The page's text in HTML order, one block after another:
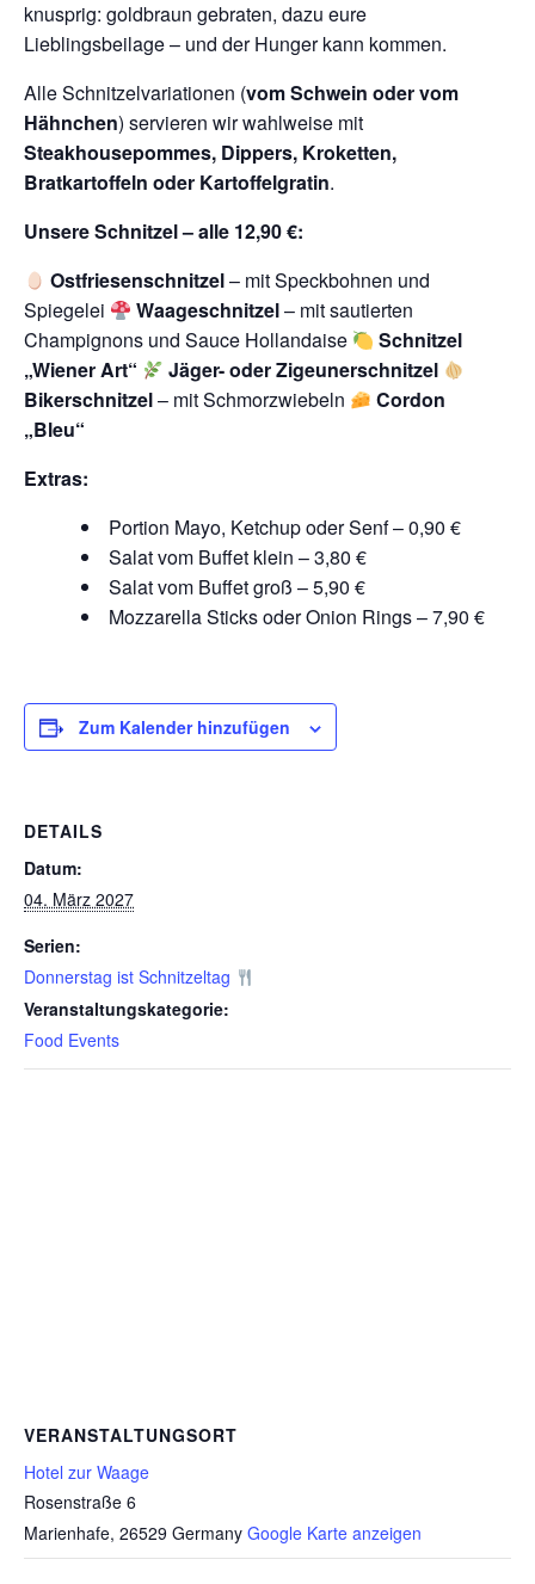
knusprig: goldbraun gebraten, dazu eure
Lieblingsbeilage – und der Hunger kann kommen.
Alle Schnitzelvariationen (vom Schwein oder vom
Hähnchen) servieren wir wahlweise mit
Steakhousepommes, Dippers, Kroketten,
Bratkartoffeln oder Kartoffelgratin.
Unsere Schnitzel – alle 12,90 €:
Ostfriesenschnitzel– mit Speckbohnen und
Spiegelei
Waageschnitzel– mit sautierten
Champignons und Sauce Hollandaise
Schnitzel
„Wiener Art“
Jäger- oder Zigeunerschnitzel
Bikerschnitzel– mit Schmorzwiebeln
Cordon
„Bleu“
Extras:
Portion Mayo, Ketchup oder Senf – 0,90 €
Salat vom Buffet klein – 3,80 €
Salat vom Buffet groß – 5,90 €
Mozzarella Sticks oder Onion Rings – 7,90 €
Zum Kalender hinzufügen
DETAILS
Datum:
04. März 2027
Serien:
Donnerstag ist Schnitzeltag
Veranstaltungskategorie:
Food Events
VERANSTALTUNGSORT
Hotel zur Waage
Rosenstraße 6
Marienhafe, 26529 Germany Google Karte anzeigen